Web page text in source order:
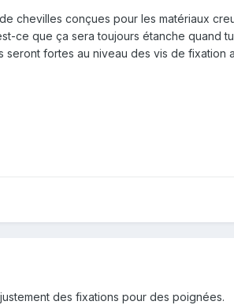
chevilles conçues pour les matériaux
ce que ça sera toujours étanche quand
fortes au niveau des vis de fixation
des fixations pour des poignées.